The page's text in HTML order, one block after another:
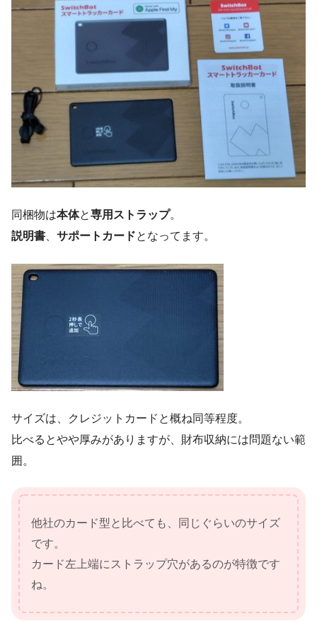
同梱物は本体と専用ストラップ。
説明書
サポートカードとなってます。
サイズは、クレジットカードと概ね同等程度。
比べるとやや厚みがありますが、財布収納には問題ない範
囲。
他社のカード型と比べても、同じぐらいのサイズ
です。
カード左上端にストラップ穴があるのが特徴です
ね。